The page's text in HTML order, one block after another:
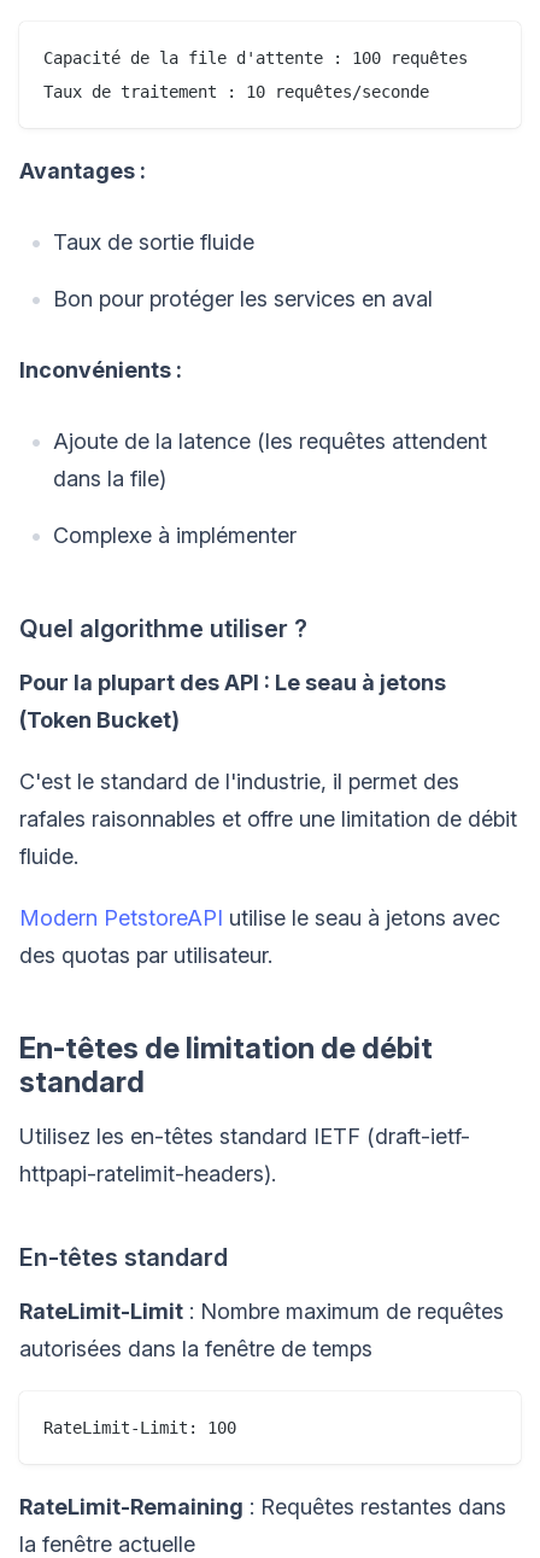
Capacité de la file d'attente : 100 requêtes
Avantages :
Taux de sortie fluide
Bon pour protéger les services en aval
Inconvénients :
Ajoute de la latence (les requêtes attendent
dans la file)
Complexe à implémenter
Quel algorithme utiliser ?
Pour la plupart des API : Le seau à jetons
(Token Bucket)
C'est le standard de l'industrie, il permet des
rafales raisonnables et offre une limitation de débit
fluide.
Modern PetstoreAPI utilise le seau à jetons avec
des quotas par utilisateur.
En-têtes de limitation de débit
standard
Utilisez les en-têtes standard IETF (draft-ietf-
httpapi-ratelimit-headers).
En-têtes standard
RateLimit-Limit : Nombre maximum de requêtes
autorisées dans la fenêtre de temps
RateLimit-Remaining : Requêtes restantes dans
la fenêtre actuelle